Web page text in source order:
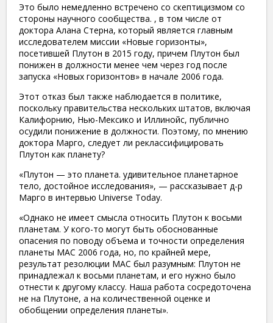
Это было немедленно встречено со скептицизмом со
стороны научного сообщества. , в том числе от
доктора Алана Стерна, который является главным
исследователем миссии «Новые горизонты»,
посетившей Плутон в 2015 году, причем Плутон был
понижен в должности менее чем через год после
запуска «Новых горизонтов» в начале 2006 года.
Этот отказ был также наблюдается в политике,
поскольку правительства нескольких штатов, включая
Калифорнию, Нью-Мексико и Иллинойс, публично
осудили понижение в должности. Поэтому, по мнению
доктора Марго, следует ли реклассифицировать
Плутон как планету?
«Плутон — это планета. удивительное планетарное
тело, достойное исследования», — рассказывает д-р
Марго в интервью Universe Today.
«Однако не имеет смысла относить Плутон к восьми
планетам. У кого-то могут быть обоснованные
опасения по поводу объема и точности определения
планеты МАС 2006 года, но, по крайней мере,
результат резолюции МАС был разумным: Плутон не
принадлежал к восьми планетам, и его нужно было
отнести к другому классу. Наша работа сосредоточена
не на Плутоне, а на количественной оценке и
обобщении определения планеты».